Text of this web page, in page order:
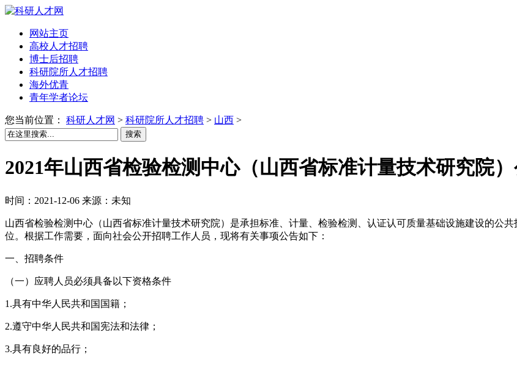
网站主页
高校人才招聘
博士后招聘
科研院所人才招聘
海外优青
青年学者论坛
您当前位置： 科研人才网 > 科研院所人才招聘 > 山西 >
搜索
2021年山西省检验检测中心（山西省标准计量技术研究院
时间：2021-12-06 来源：未知
山西省检验检测中心（山西省标准计量技术研究院）是承担标准、计量、检验检测、认证认可质量基础设施建设的公
位。根据工作需要，面向社会公开招聘工作人员，现将有关事项公告如下：
一、招聘条件
（一）应聘人员必须具备以下资格条件
1.具有中华人民共和国国籍；
2.遵守中华人民共和国宪法和法律；
3.具有良好的品行；